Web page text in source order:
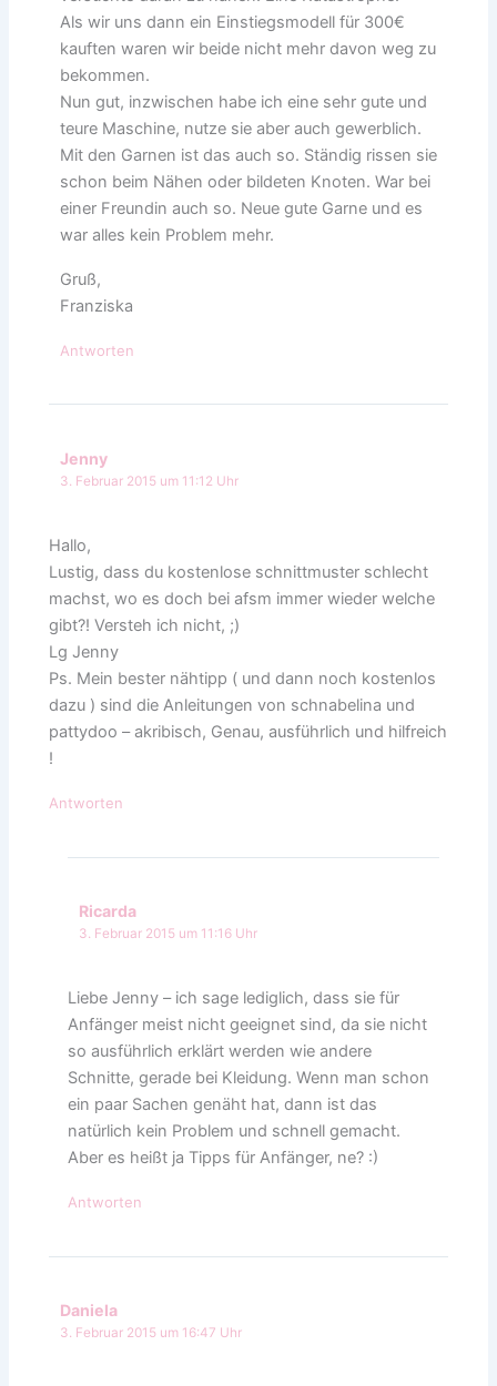
Als wir uns dann ein Einstiegsmodell für 300€
kauften waren wir beide nicht mehr davon weg zu
bekommen.
Nun gut, inzwischen habe ich eine sehr gute und
teure Maschine, nutze sie aber auch gewerblich.
Mit den Garnen ist das auch so. Ständig rissen sie
schon beim Nähen oder bildeten Knoten. War bei
einer Freundin auch so. Neue gute Garne und es
war alles kein Problem mehr.
Gruß,
Franziska
Antworten
Jenny
3. Februar 2015 um 11:12 Uhr
Hallo,
Lustig, dass du kostenlose schnittmuster schlecht
machst, wo es doch bei afsm immer wieder welche
gibt?! Versteh ich nicht, ;)
Lg Jenny
Ps. Mein bester nähtipp ( und dann noch kostenlos
dazu ) sind die Anleitungen von schnabelina und
pattydoo – akribisch, Genau, ausführlich und hilfreich
!
Antworten
Ricarda
3. Februar 2015 um 11:16 Uhr
Liebe Jenny – ich sage lediglich, dass sie für
Anfänger meist nicht geeignet sind, da sie nicht
so ausführlich erklärt werden wie andere
Schnitte, gerade bei Kleidung. Wenn man schon
ein paar Sachen genäht hat, dann ist das
natürlich kein Problem und schnell gemacht.
Aber es heißt ja Tipps für Anfänger, ne? :)
Antworten
Daniela
3. Februar 2015 um 16:47 Uhr